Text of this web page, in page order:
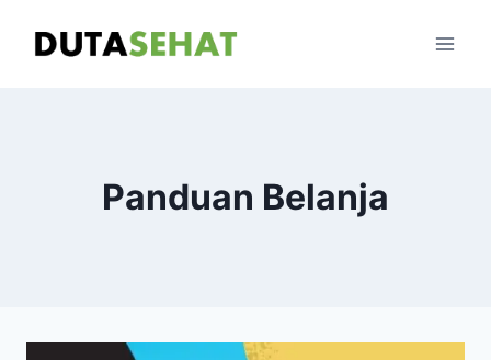
Panduan Belanja